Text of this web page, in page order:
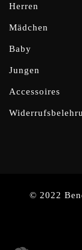
Herren
Mädchen
Baby
Jungen
Accessoires
© 2022